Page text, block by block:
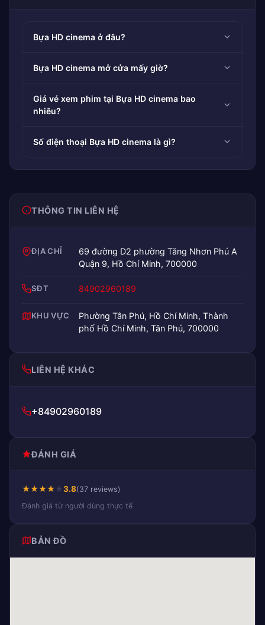
Bựa HD cinema ở đâu?
Bựa HD cinema mở cửa mấy giờ?
Giá vé xem phim tại Bựa HD cinema bao
nhiêu?
Số điện thoại Bựa HD cinema là gì?
THÔNG TIN LIÊN HỆ
ĐỊA CHỈ
69 đường D2 phường Tăng Nhơn Phú A
Quận 9, Hồ Chí Minh, 700000
SĐT 84902960189
KHU VỰC
Phường Tân Phú, Hồ Chí Minh, Thành
phố Hồ Chí Minh, Tân Phú, 700000
LIÊN HỆ KHÁC
+84902960189
ĐÁNH GIÁ
★★★★★3.8(37 reviews)
Đánh giá từ người dùng thực tế
BẢN ĐỒ